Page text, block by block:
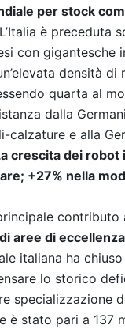
per stock
è preceduta
con gigantesche
densità
quarta al
dalla
calzature e alla
crescita dei robot
+27% nella
aree di
italiana ha
lo storico
specializzazione
è stato pari a